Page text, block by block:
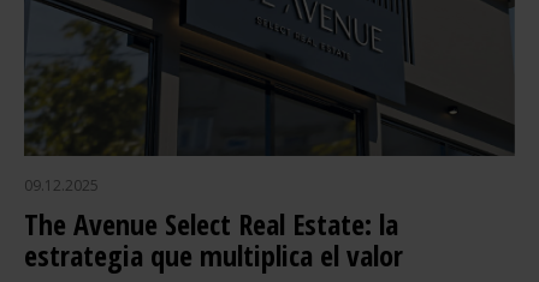
09.12.2025
The Avenue Select Real Estate: la
estrategia que multiplica el valor